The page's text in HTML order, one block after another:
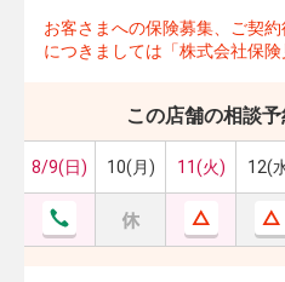
お客さまへの保険募集、ご契
につきましては「株式会社保険
この店舗の相談
8/9(日) 10(月) 11(火) 12(